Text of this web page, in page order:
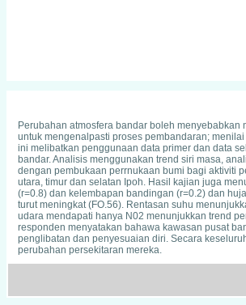
Perubahan atmosfera bandar boleh
untuk mengenalpasti proses pembandaran;
ini melibatkan penggunaan data primer dan data
bandar. Analisis menggunakan trend siri masa,
dengan pembukaan perrnukaan bumi bagi aktiviti
utara, timur dan selatan Ipoh. Hasil kajian juga
(r=0.8) dan kelembapan bandingan (r=0.2) dan
turut meningkat (FO.56). Rentasan suhu
udara mendapati hanya N02 menunjukkan trend
responden menyatakan bahawa kawasan pusat
penglibatan dan penyesuaian diri. Secara
perubahan persekitaran mereka.